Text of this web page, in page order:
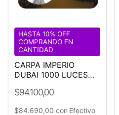
CARPA IMPERIO
DUBAI 1000 LUCES
DIÁMETRO
$94.100,00
HASTA 10% OFF
COMPRANDO EN
CANTIDAD
$84.690,00 con Efectivo